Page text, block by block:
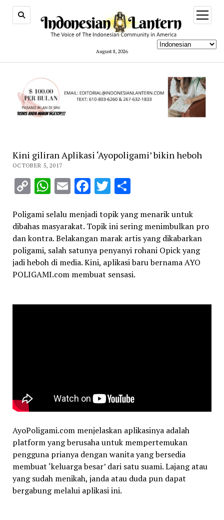
August 8, 2026
open
menu
Kini giliran Aplikasi ‘Ayopoligami’ bikin heboh
OCTOBER 5, 2017
CopyWhatsApp
EmailFacebook
Twitter
Share
Poligami selalu menjadi topik yang menarik untuk
dibahas masyarakat. Topik ini sering menimbulkan pro
dan kontra. Belakangan marak artis yang dikabarkan
poligami, salah satunya penyanyi rohani Opick yang
jadi heboh di media. Kini, aplikasi baru bernama AYO
POLIGAMI.com membuat sensasi.
AyoPoligami.com menjelaskan aplikasinya adalah
platform yang berusaha untuk mempertemukan
pengguna prianya dengan wanita yang bersedia
membuat ‘keluarga besar’ dari satu suami. Lajang atau
yang sudah menikah, janda atau duda pun dapat
bergabung melalui aplikasi ini.